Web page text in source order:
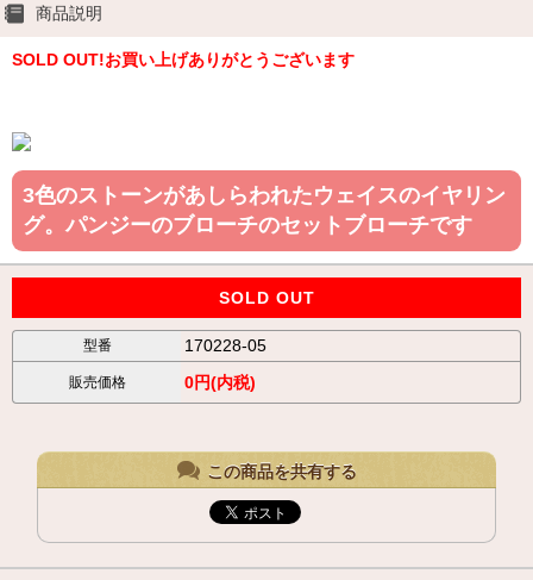
商品説明
SOLD OUT!お買い上げありがとうございます
3色のストーンがあしらわれたウェイスのイヤリン
グ。パンジーのブローチのセットブローチです
SOLD OUT
型番 170228-05
販売価格 0円(内税)
この商品を共有する